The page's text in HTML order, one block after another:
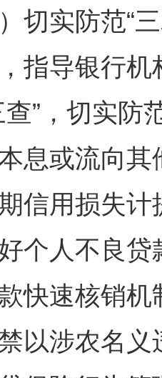
实防范“三
指导银行
查”，切实防
息或流向
信用损失
个人不良
快速核销
以涉农名